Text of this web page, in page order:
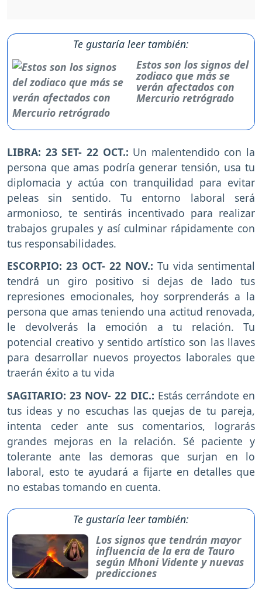
Te gustaría leer también:
Estos son los signos del
zodiaco que más se
verán afectados con
Mercurio retrógrado
LIBRA: 23 SET- 22 OCT.: Un malentendido con la
persona que amas podría generar tensión, usa tu
diplomacia y actúa con tranquilidad para evitar
peleas sin sentido. Tu entorno laboral será
armonioso, te sentirás incentivado para realizar
trabajos grupales y así culminar rápidamente con
tus responsabilidades.
ESCORPIO: 23 OCT- 22 NOV.: Tu vida sentimental
tendrá un giro positivo si dejas de lado tus
represiones emocionales, hoy sorprenderás a la
persona que amas teniendo una actitud renovada,
le devolverás la emoción a tu relación. Tu
potencial creativo y sentido artístico son las llaves
para desarrollar nuevos proyectos laborales que
traerán éxito a tu vida
SAGITARIO: 23 NOV- 22 DIC.: Estás cerrándote en
tus ideas y no escuchas las quejas de tu pareja,
intenta ceder ante sus comentarios, lograrás
grandes mejoras en la relación. Sé paciente y
tolerante ante las demoras que surjan en lo
laboral, esto te ayudará a fijarte en detalles que
no estabas tomando en cuenta.
Te gustaría leer también:
Los signos que tendrán mayor
influencia de la era de Tauro
según Mhoni Vidente y nuevas
predicciones